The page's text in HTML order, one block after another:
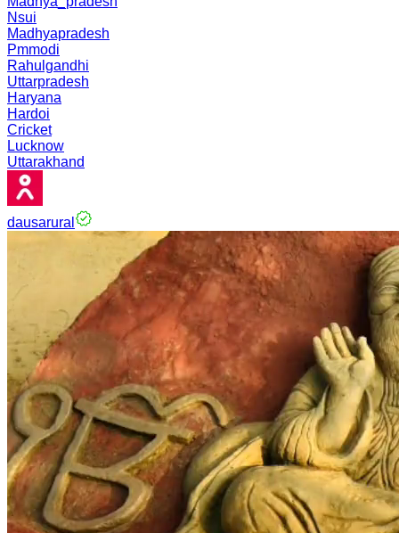
Nsui
Madhyapradesh
Pmmodi
Rahulgandhi
Uttarpradesh
Haryana
Hardoi
Cricket
Lucknow
Uttarakhand
dausarural